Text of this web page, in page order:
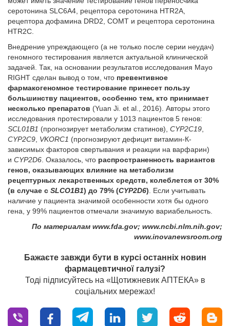
серотонина SLC6A4, рецептора серотонина HTR2A,
рецептора дофамина DRD2, COMT и рецептора серотонина
HTR2C.
Внедрение упреждающего (а не только после серии неудач)
геномного тестирования является актуальной клинической
задачей. Так, на основании результатов исследования Mayo
RIGHT сделан вывод о том, что превентивное
фармакогеномное тестирование принесет пользу
большинству пациентов, особенно тем, кто принимает
несколько препаратов (Yuan Ji. et al., 2016). Авторы этого
исследования протестировали у 1013 пациентов 5 генов:
SCL01B1 (прогнозирует метаболизм статинов), CYP2C19
CYP2C9 VKORC1 (прогнозируют дефицит витамин-К-
зависимых факторов свертывания и реакции на варфарин)
и CYP2D6 . Оказалось, что распространенность вариантов
генов, оказывающих влияние на метаболизм
рецептурных лекарственных средств, колеблется от 30%
(в случае с SLCO1B1) дo 79% (CYP2D6) . Если учитывать
наличие у пациента значимой особенности хотя бы одного
гена, у 99% пациентов отмечали значимую вариабельность.
По материалам www.fda.gov; www.ncbi.nlm.nih.gov;
www.inovanewsroom.org
Бажаєте завжди бути в курсі останніх новин
фармацевтичної галузі?
Тоді підписуйтесь на «Щотижневик АПТЕКА» в
соціальних мережах!